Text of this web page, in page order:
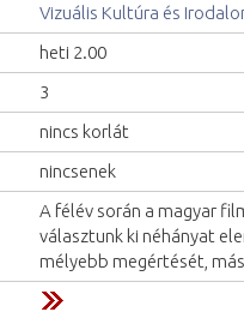
Vizuális Kultúra és
heti 2.00
3
nincs korlát
nincsenek
A félév során a magyar
választunk ki néhányat
mélyebb megértését,